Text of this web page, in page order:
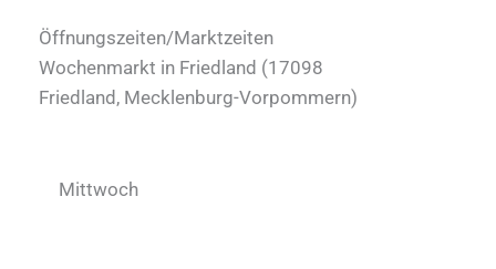
Öffnungszeiten/Marktzeiten
Wochenmarkt in Friedland (17098
Friedland, Mecklenburg-Vorpommern)
Mittwoch